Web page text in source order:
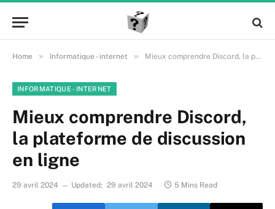
Home » Informatique - internet » Mieux comprendre Discord, la plateforme de discussion en ligne
INFORMATIQUE - INTERNET
Mieux comprendre Discord,
la plateforme de discussion
en ligne
29 avril 2024 Updated: 29 avril 2024 5 Mins Read